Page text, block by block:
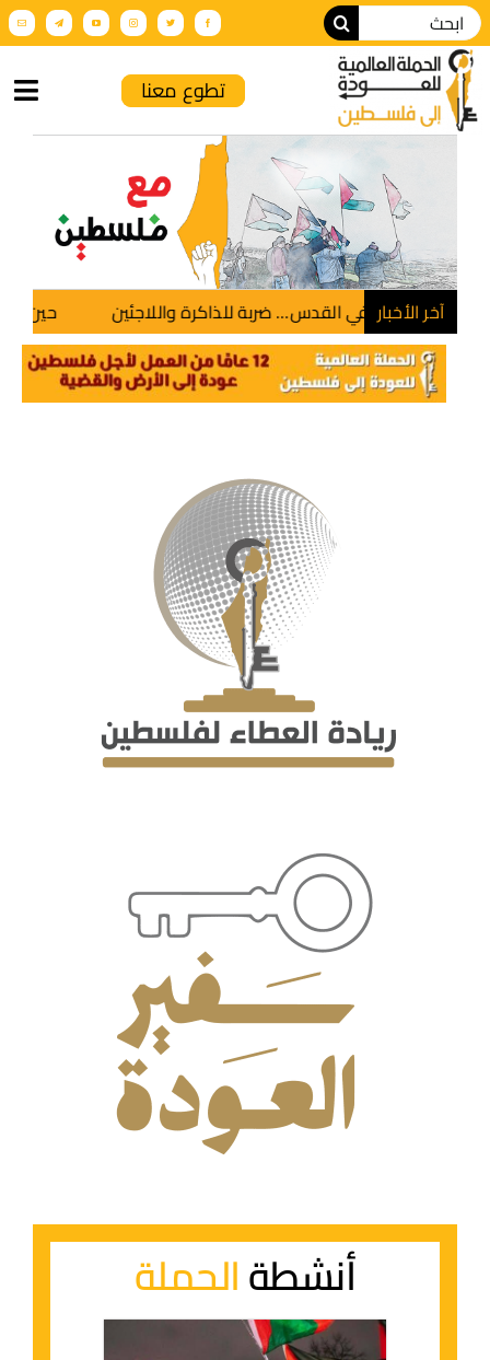
الرئيسية
من نحن
أنشطة الحملة
عن فلسطين
الإنتاج الإعلامي
اتصل بنا
EN
تطوع معنا
آخر الأخبار
في القدس… ضربة للذاكرة واللاجئين حين تنطق
أنشطةالحملة